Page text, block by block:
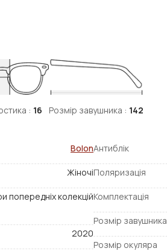
: 16 Розмір завушника : 142
Bolon
Жіночі
попередніх колекцій
2020
Антиблік
Поляризація
Комплектація
Розмір завушника
Розмір окуляра